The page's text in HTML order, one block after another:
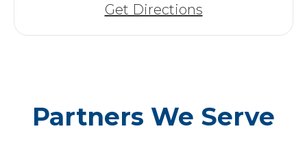
Get Directions
Partners We Serve